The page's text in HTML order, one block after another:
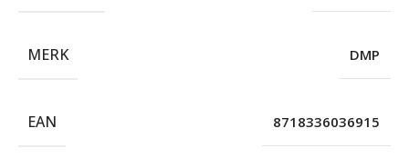
MERK DMP
EAN 8718336036915